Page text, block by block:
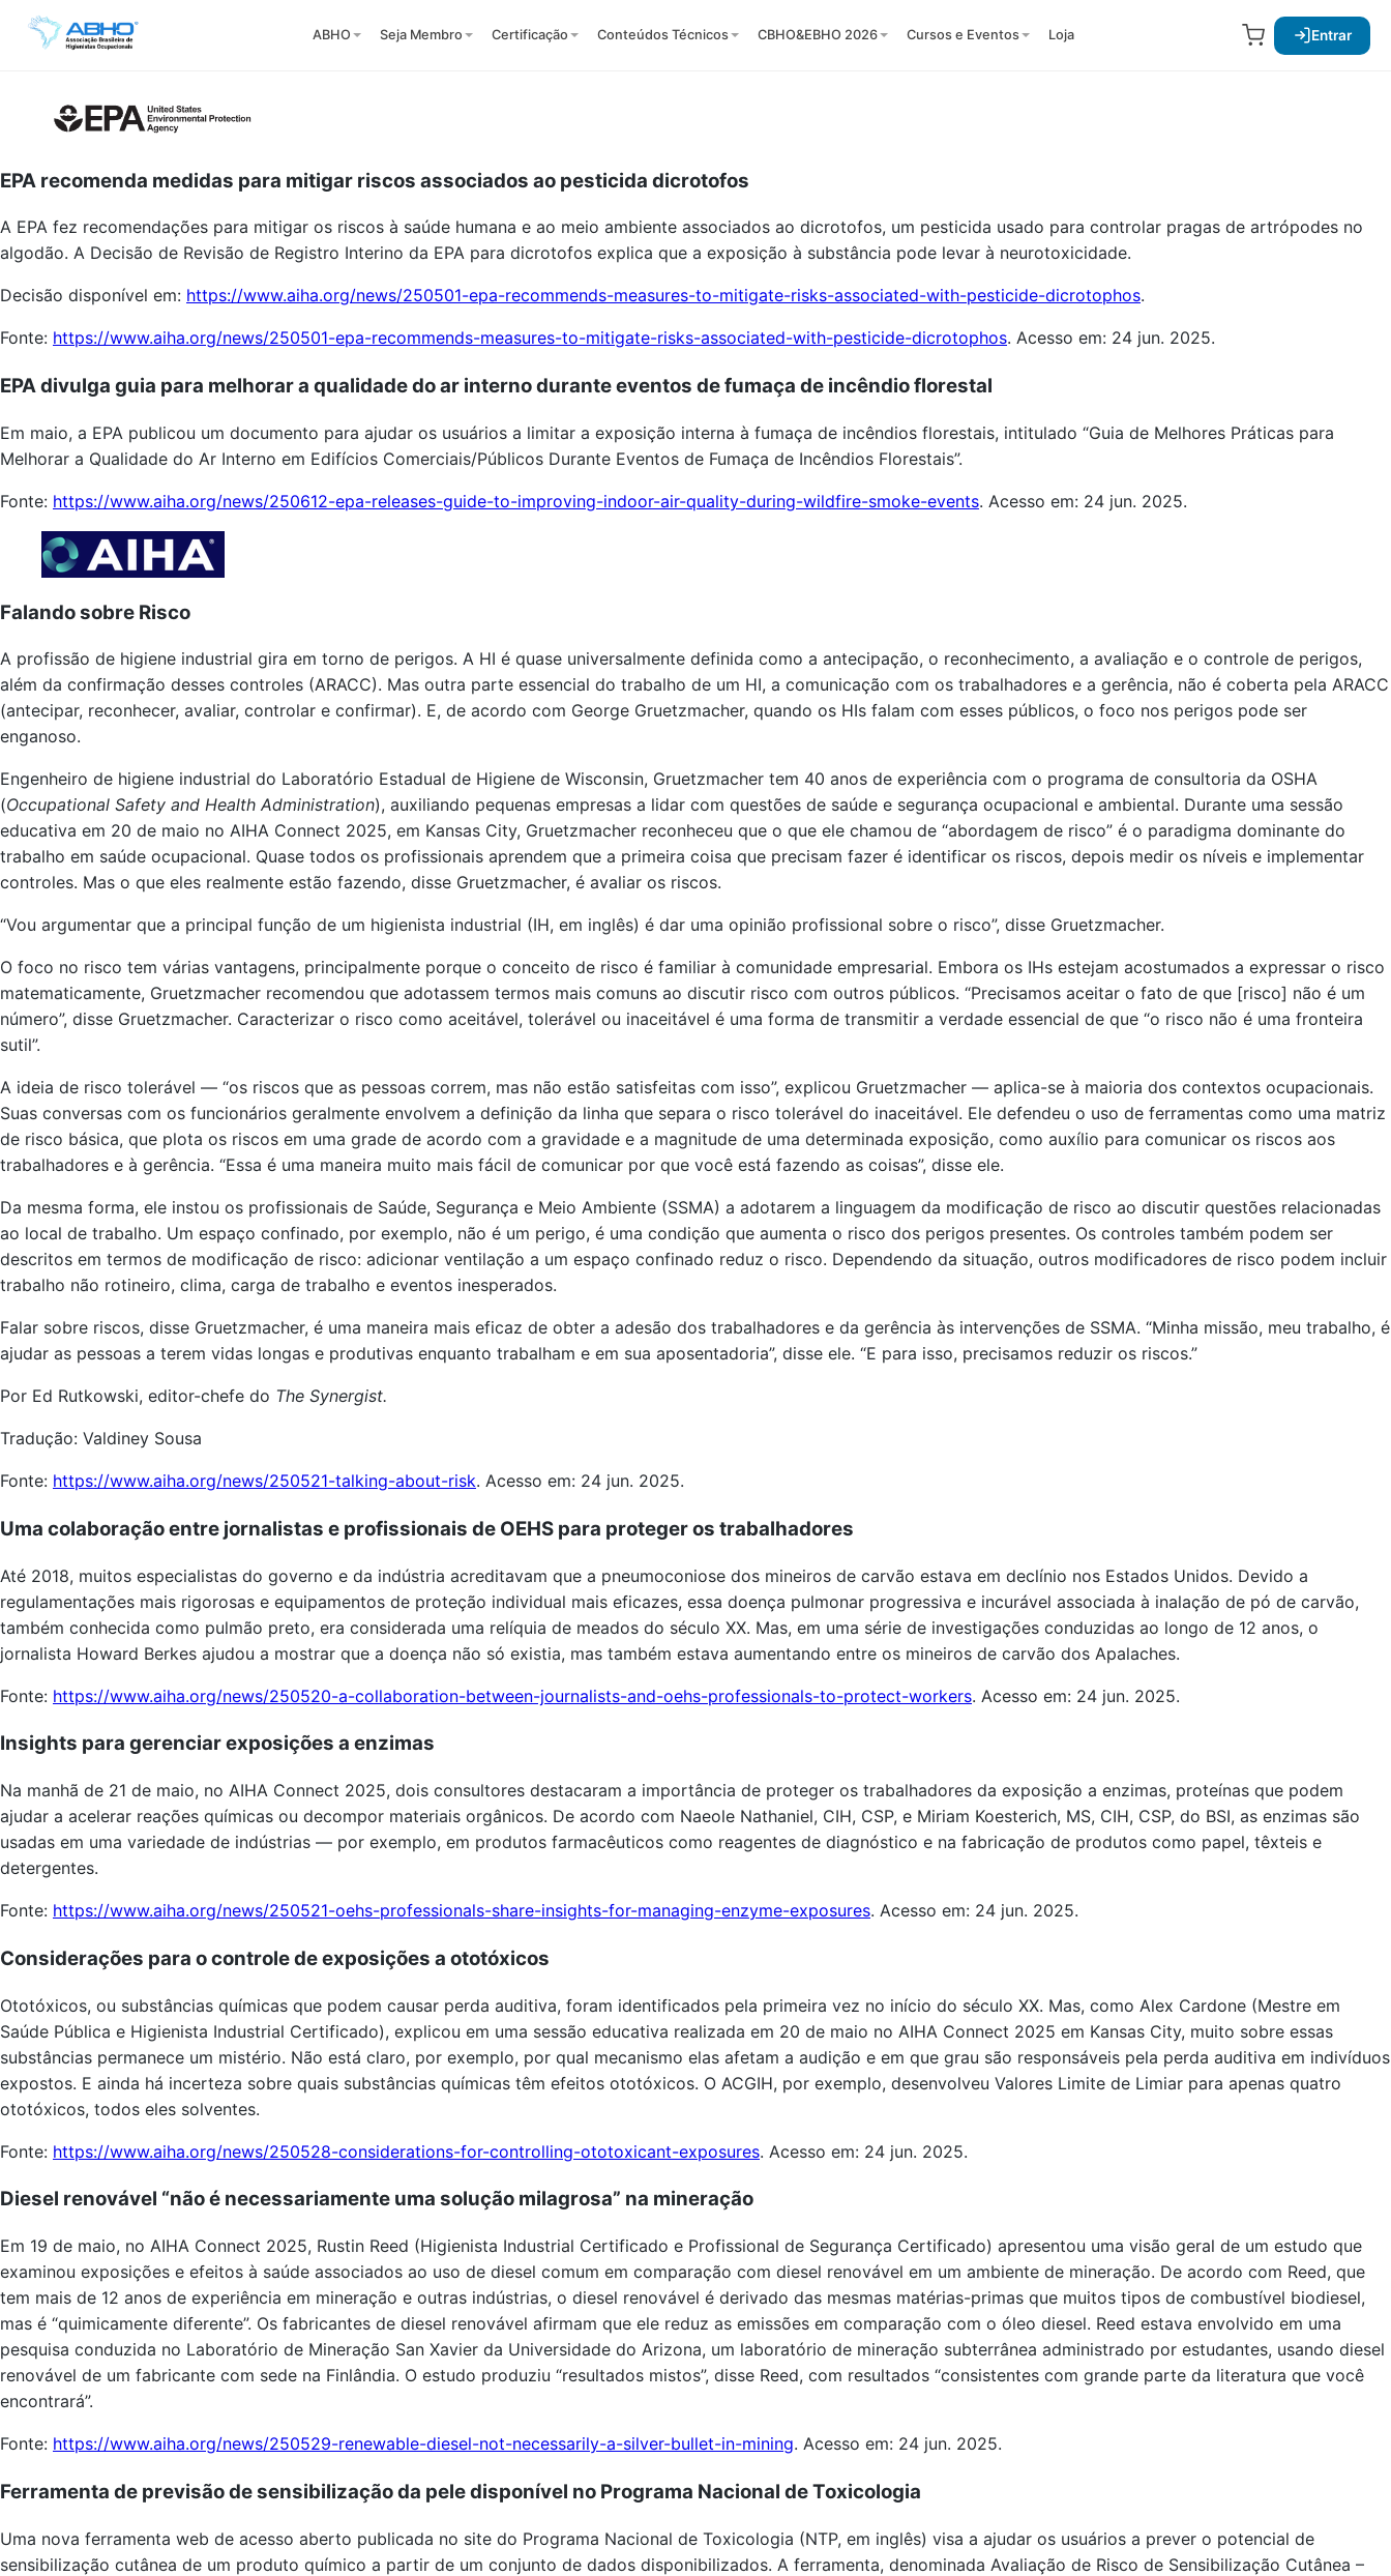
ABHO Seja Membro Certificação Conteúdos Técnicos CBHO&EBHO 2026 Cursos e Eventos Loja Entrar
EPA recomenda medidas para mitigar riscos associados ao pesticida dicrotofos
A EPA fez recomendações para mitigar os riscos à saúde humana e ao meio ambiente associados ao dicrotofos, um pesticida usado para controlar pragas de artrópodes no
algodão. A Decisão de Revisão de Registro Interino da EPA para dicrotofos explica que a exposição à substância pode levar à neurotoxicidade.
Decisão disponível em: https://www.aiha.org/news/250501-epa-recommends-measures-to-mitigate-risks-associated-with-pesticide-dicrotophos.
Fonte: https://www.aiha.org/news/250501-epa-recommends-measures-to-mitigate-risks-associated-with-pesticide-dicrotophos. Acesso em: 24 jun. 2025.
EPA divulga guia para melhorar a qualidade do ar interno durante eventos de fumaça de incêndio florestal
Em maio, a EPA publicou um documento para ajudar os usuários a limitar a exposição interna à fumaça de incêndios florestais, intitulado “Guia de Melhores Práticas para
Melhorar a Qualidade do Ar Interno em Edifícios Comerciais/Públicos Durante Eventos de Fumaça de Incêndios Florestais”.
Fonte: https://www.aiha.org/news/250612-epa-releases-guide-to-improving-indoor-air-quality-during-wildfire-smoke-events. Acesso em: 24 jun. 2025.
Falando sobre Risco
A profissão de higiene industrial gira em torno de perigos. A HI é quase universalmente definida como a antecipação, o reconhecimento, a avaliação e o controle de perigos,
além da confirmação desses controles (ARACC). Mas outra parte essencial do trabalho de um HI, a comunicação com os trabalhadores e a gerência, não é coberta pela ARACC
(antecipar, reconhecer, avaliar, controlar e confirmar). E, de acordo com George Gruetzmacher, quando os HIs falam com esses públicos, o foco nos perigos pode ser
enganoso.
Engenheiro de higiene industrial do Laboratório Estadual de Higiene de Wisconsin, Gruetzmacher tem 40 anos de experiência com o programa de consultoria da OSHA
(Occupational Safety and Health Administration), auxiliando pequenas empresas a lidar com questões de saúde e segurança ocupacional e ambiental. Durante uma sessão
educativa em 20 de maio no AIHA Connect 2025, em Kansas City, Gruetzmacher reconheceu que o que ele chamou de “abordagem de risco” é o paradigma dominante do
trabalho em saúde ocupacional. Quase todos os profissionais aprendem que a primeira coisa que precisam fazer é identificar os riscos, depois medir os níveis e implementar
controles. Mas o que eles realmente estão fazendo, disse Gruetzmacher, é avaliar os riscos.
“Vou argumentar que a principal função de um higienista industrial (IH, em inglês) é dar uma opinião profissional sobre o risco”, disse Gruetzmacher.
O foco no risco tem várias vantagens, principalmente porque o conceito de risco é familiar à comunidade empresarial. Embora os IHs estejam acostumados a expressar o risco
matematicamente, Gruetzmacher recomendou que adotassem termos mais comuns ao discutir risco com outros públicos. “Precisamos aceitar o fato de que [risco] não é um
número”, disse Gruetzmacher. Caracterizar o risco como aceitável, tolerável ou inaceitável é uma forma de transmitir a verdade essencial de que “o risco não é uma fronteira
sutil”.
A ideia de risco tolerável — “os riscos que as pessoas correm, mas não estão satisfeitas com isso”, explicou Gruetzmacher — aplica-se à maioria dos contextos ocupacionais.
Suas conversas com os funcionários geralmente envolvem a definição da linha que separa o risco tolerável do inaceitável. Ele defendeu o uso de ferramentas como uma matriz
de risco básica, que plota os riscos em uma grade de acordo com a gravidade e a magnitude de uma determinada exposição, como auxílio para comunicar os riscos aos
trabalhadores e à gerência. “Essa é uma maneira muito mais fácil de comunicar por que você está fazendo as coisas”, disse ele.
Da mesma forma, ele instou os profissionais de Saúde, Segurança e Meio Ambiente (SSMA) a adotarem a linguagem da modificação de risco ao discutir questões relacionadas
ao local de trabalho. Um espaço confinado, por exemplo, não é um perigo, é uma condição que aumenta o risco dos perigos presentes. Os controles também podem ser
descritos em termos de modificação de risco: adicionar ventilação a um espaço confinado reduz o risco. Dependendo da situação, outros modificadores de risco podem incluir
trabalho não rotineiro, clima, carga de trabalho e eventos inesperados.
Falar sobre riscos, disse Gruetzmacher, é uma maneira mais eficaz de obter a adesão dos trabalhadores e da gerência às intervenções de SSMA. “Minha missão, meu trabalho, é
ajudar as pessoas a terem vidas longas e produtivas enquanto trabalham e em sua aposentadoria”, disse ele. “E para isso, precisamos reduzir os riscos.”
Por Ed Rutkowski, editor-chefe do The Synergist.
Tradução: Valdiney Sousa
Fonte: https://www.aiha.org/news/250521-talking-about-risk. Acesso em: 24 jun. 2025.
Uma colaboração entre jornalistas e profissionais de OEHS para proteger os trabalhadores
Até 2018, muitos especialistas do governo e da indústria acreditavam que a pneumoconiose dos mineiros de carvão estava em declínio nos Estados Unidos. Devido a
regulamentações mais rigorosas e equipamentos de proteção individual mais eficazes, essa doença pulmonar progressiva e incurável associada à inalação de pó de carvão,
também conhecida como pulmão preto, era considerada uma relíquia de meados do século XX. Mas, em uma série de investigações conduzidas ao longo de 12 anos, o
jornalista Howard Berkes ajudou a mostrar que a doença não só existia, mas também estava aumentando entre os mineiros de carvão dos Apalaches.
Fonte: https://www.aiha.org/news/250520-a-collaboration-between-journalists-and-oehs-professionals-to-protect-workers. Acesso em: 24 jun. 2025.
Insights para gerenciar exposições a enzimas
Na manhã de 21 de maio, no AIHA Connect 2025, dois consultores destacaram a importância de proteger os trabalhadores da exposição a enzimas, proteínas que podem
ajudar a acelerar reações químicas ou decompor materiais orgânicos. De acordo com Naeole Nathaniel, CIH, CSP, e Miriam Koesterich, MS, CIH, CSP, do BSI, as enzimas são
usadas em uma variedade de indústrias — por exemplo, em produtos farmacêuticos como reagentes de diagnóstico e na fabricação de produtos como papel, têxteis e
detergentes.
Fonte: https://www.aiha.org/news/250521-oehs-professionals-share-insights-for-managing-enzyme-exposures. Acesso em: 24 jun. 2025.
Considerações para o controle de exposições a ototóxicos
Ototóxicos, ou substâncias químicas que podem causar perda auditiva, foram identificados pela primeira vez no início do século XX. Mas, como Alex Cardone (Mestre em
Saúde Pública e Higienista Industrial Certificado), explicou em uma sessão educativa realizada em 20 de maio no AIHA Connect 2025 em Kansas City, muito sobre essas
substâncias permanece um mistério. Não está claro, por exemplo, por qual mecanismo elas afetam a audição e em que grau são responsáveis ​​pela perda auditiva em indivíduos
expostos. E ainda há incerteza sobre quais substâncias químicas têm efeitos ototóxicos. O ACGIH, por exemplo, desenvolveu Valores Limite de Limiar para apenas quatro
ototóxicos, todos eles solventes.
Fonte: https://www.aiha.org/news/250528-considerations-for-controlling-ototoxicant-exposures. Acesso em: 24 jun. 2025.
Diesel renovável “não é necessariamente uma solução milagrosa” na mineração
Em 19 de maio, no AIHA Connect 2025, Rustin Reed (Higienista Industrial Certificado e Profissional de Segurança Certificado) apresentou uma visão geral de um estudo que
examinou exposições e efeitos à saúde associados ao uso de diesel comum em comparação com diesel renovável em um ambiente de mineração. De acordo com Reed, que
tem mais de 12 anos de experiência em mineração e outras indústrias, o diesel renovável é derivado das mesmas matérias-primas que muitos tipos de combustível biodiesel,
mas é “quimicamente diferente”. Os fabricantes de diesel renovável afirmam que ele reduz as emissões em comparação com o óleo diesel. Reed estava envolvido em uma
pesquisa conduzida no Laboratório de Mineração San Xavier da Universidade do Arizona, um laboratório de mineração subterrânea administrado por estudantes, usando diesel
renovável de um fabricante com sede na Finlândia. O estudo produziu “resultados mistos”, disse Reed, com resultados “consistentes com grande parte da literatura que você
encontrará”.
Fonte: https://www.aiha.org/news/250529-renewable-diesel-not-necessarily-a-silver-bullet-in-mining. Acesso em: 24 jun. 2025.
Ferramenta de previsão de sensibilização da pele disponível no Programa Nacional de Toxicologia
Uma nova ferramenta web de acesso aberto publicada no site do Programa Nacional de Toxicologia (NTP, em inglês) visa a ajudar os usuários a prever o potencial de
sensibilização cutânea de um produto químico a partir de um conjunto de dados disponibilizados. A ferramenta, denominada Avaliação de Risco de Sensibilização Cutânea –